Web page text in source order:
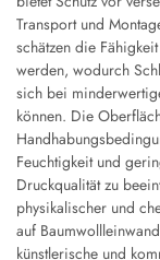
Transport und
schätzen die
werden, wodurch
sich bei
können. Die
Feuchtigkeit und
Druckqualität zu
physikalischer und
auf
künstlerische und